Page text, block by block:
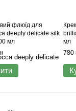
флюїд для
deeply delicate silk
мл
мл
780